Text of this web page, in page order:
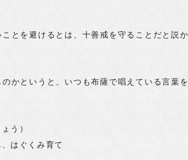
とを避けるとは、十善戒を守ることだと説
かというと、いつも布薩で唱えている言葉
う）
はぐくみ育て